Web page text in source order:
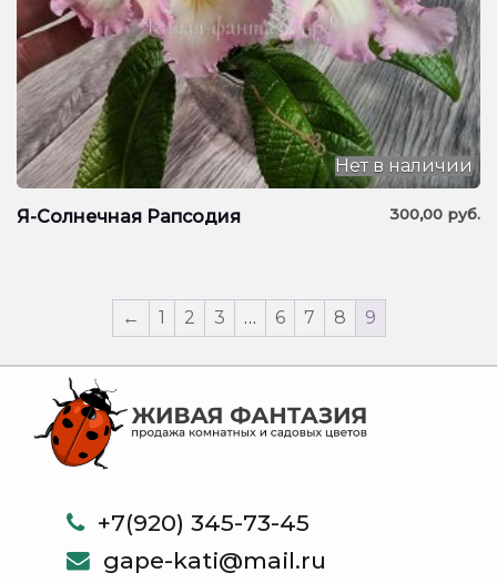
Я-Солнечная Рапсодия 300,00 руб.
Нет в наличии
← 1 2 3 … 6 7 8 9
+7(920) 345-73-45
gape-kati@mail.ru